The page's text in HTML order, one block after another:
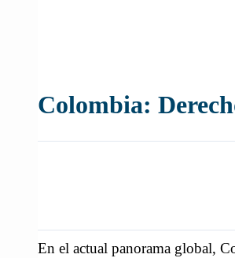
Colombia:
En el actual panorama global,